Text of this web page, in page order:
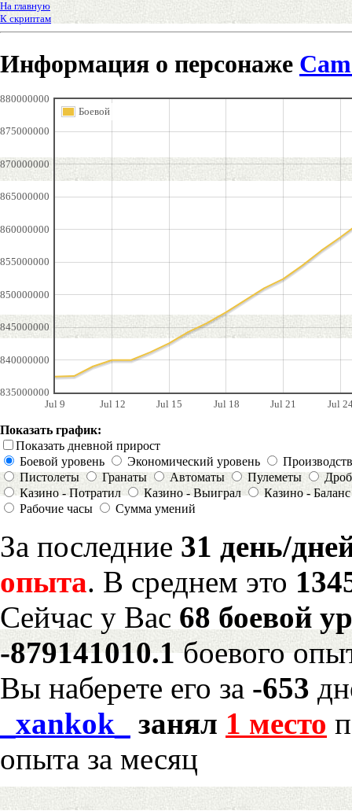
На главную
К скриптам
Информация о персонаже
Jul 9 Jul 12 Jul 15 Jul 18 Jul 21 Jul
835000000
840000000
845000000
850000000
855000000
860000000
865000000
870000000
875000000
880000000
Боевой
Показать график:
Показать дневной прирост
Боевой уровень
Экономический уровень
Пистолеты
Гранаты Автоматы Пулеметы
Казино - Потратил
Казино - Выиграл
Казино - Баланс
Рабочие часы
Сумма умений
За последние 31 день/
опыта. В среднем это
Сейчас у Вас 68 боевой
-879141010.1боевого
Вы наберете его за -653
_xankok_
занял 1 место
опыта за месяц